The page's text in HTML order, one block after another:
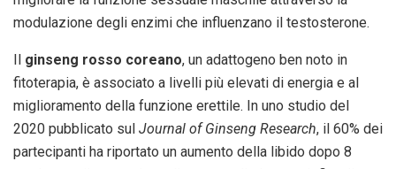
modulazione degli enzimi che influenzano il testosterone.
Il ginseng rosso coreano, un adattogeno ben noto in
fitoterapia, è associato a livelli più elevati di energia e al
miglioramento della funzione erettile. In uno studio del
2020 pubblicato sul Journal of Ginseng Research, il 60% dei
partecipanti ha riportato un aumento della libido dopo 8